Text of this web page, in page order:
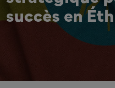
succès en